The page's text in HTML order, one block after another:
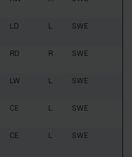
LD L SWE
RD R SWE
LW L SWE
CE L SWE
CE L SWE